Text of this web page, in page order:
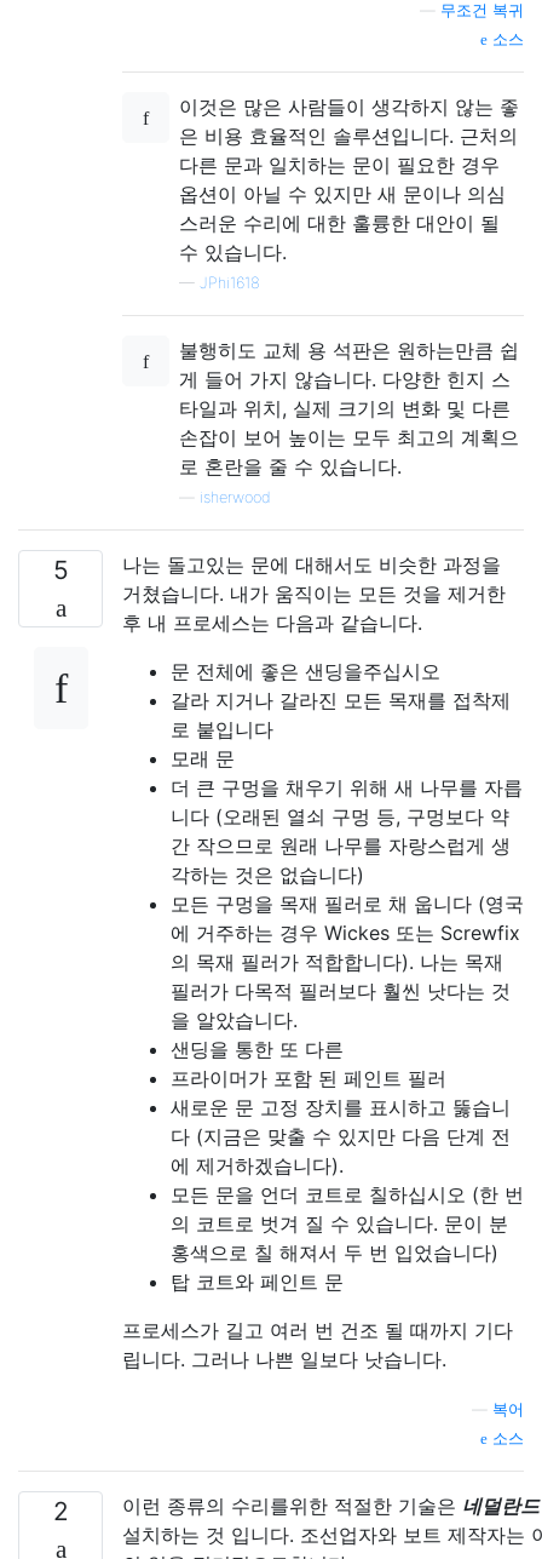
무조건 복귀
소스
이것은 많은 사람들이 생각하지 않는 좋
은 비용 효율적인 솔루션입니다. 근처의
다른 문과 일치하는 문이 필요한 경우
옵션이 아닐 수 있지만 새 문이나 의심
스러운 수리에 대한 훌륭한 대안이 될
수 있습니다.
— JPhi1618
불행히도 교체 용 석판은 원하는만큼 쉽
게 들어 가지 않습니다. 다양한 힌지 스
타일과 위치, 실제 크기의 변화 및 다른
손잡이 보어 높이는 모두 최고의 계획으
로 혼란을 줄 수 있습니다.
isherwood
5
나는 돌고있는 문에 대해서도 비슷한 과정을
거쳤습니다. 내가 움직이는 모든 것을 제거한
후 내 프로세스는 다음과 같습니다.
문 전체에 좋은 샌딩을주십시오
갈라 지거나 갈라진 모든 목재를 접착제
로 붙입니다
모래 문
더 큰 구멍을 채우기 위해 새 나무를 자릅
니다 (오래된 열쇠 구멍 등, 구멍보다 약
간 작으므로 원래 나무를 자랑스럽게 생
각하는 것은 없습니다)
모든 구멍을 목재 필러로 채 웁니다 (영국
에 거주하는 경우 Wickes 또는 Screwfix
의 목재 필러가 적합합니다). 나는 목재
필러가 다목적 필러보다 훨씬 낫다는 것
을 알았습니다.
샌딩을 통한 또 다른
프라이머가 포함 된 페인트 필러
새로운 문 고정 장치를 표시하고 뚫습니
다 (지금은 맞출 수 있지만 다음 단계 전
에 제거하겠습니다).
모든 문을 언더 코트로 칠하십시오 (한 번
의 코트로 벗겨 질 수 있습니다. 문이 분
홍색으로 칠 해져서 두 번 입었습니다)
탑 코트와 페인트 문
프로세스가 길고 여러 번 건조 될 때까지 기다
립니다. 그러나 나쁜 일보다 낫습니다.
복어
소스
2 이런 종류의 수리를위한 적절한 기술은 네덜란
설치하는 것 입니다. 조선업자와 보트 제작자는